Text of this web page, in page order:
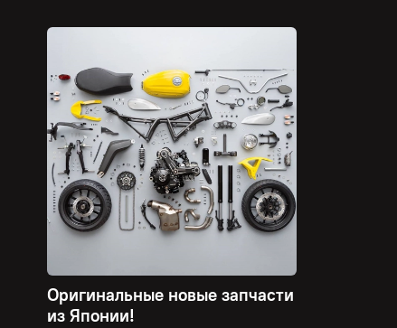
Оригинальные новые запчасти
из Японии!